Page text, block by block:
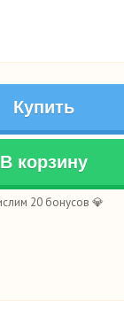
Купить
В корзину
20 бонусов 💎